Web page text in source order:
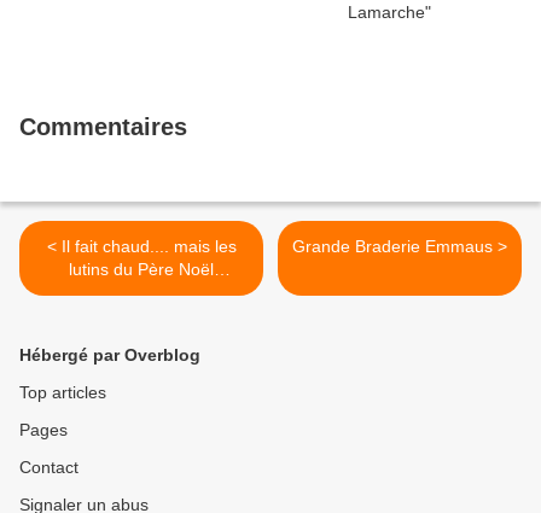
Commentaires
< Il fait chaud.... mais les
lutins du Père Noël
travaillent !!
Grande Braderie Emmaus >
Hébergé par Overblog
Top articles
Pages
Contact
Signaler un abus